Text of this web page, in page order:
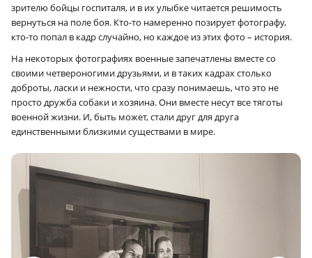
зрителю бойцы госпиталя, и в их улыбке читается решимость
вернуться на поле боя. Кто-то намеренно позирует фотографу,
кто-то попал в кадр случайно, но каждое из этих фото – история.
На некоторых фотографиях военные запечатлены вместе со
своими четвероногими друзьями, и в таких кадрах столько
доброты, ласки и нежности, что сразу понимаешь, что это не
просто дружба собаки и хозяина. Они вместе несут все тяготы
военной жизни. И, быть может, стали друг для друга
единственными близкими существами в мире.